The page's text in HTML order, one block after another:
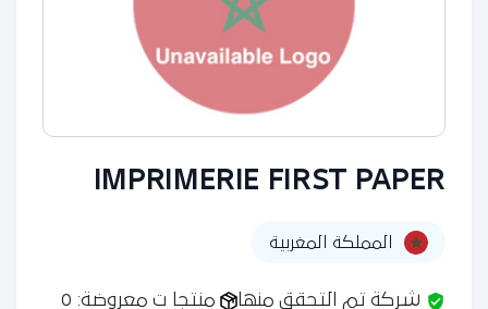
IMPRIMERIE FIRST PAPER
المملكة المغربية
شركة تم التحقق منها منتجا ت معروضة: 0